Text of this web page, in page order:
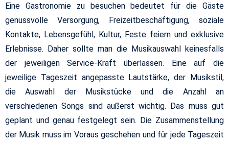
Eine Gastronomie zu besuchen bedeutet für die Gäste
genussvolle Versorgung, Freizeitbeschäftigung, soziale
Kontakte, Lebensgefühl, Kultur, Feste feiern und exklusive
Erlebnisse. Daher sollte man die Musikauswahl keinesfalls
der jeweiligen Service-Kraft überlassen. Eine auf die
jeweilige Tageszeit angepasste Lautstärke, der Musikstil,
die Auswahl der Musikstücke und die Anzahl an
verschiedenen Songs sind äußerst wichtig. Das muss gut
geplant und genau festgelegt sein. Die Zusammenstellung
der Musik muss im Voraus geschehen und für jede Tageszeit